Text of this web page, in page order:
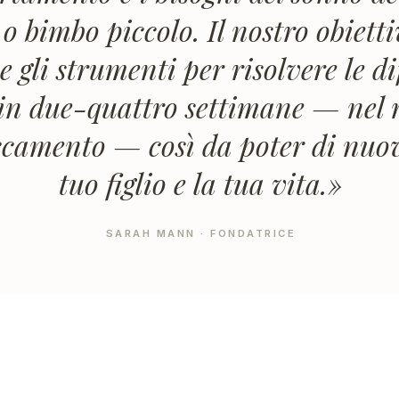
bimbo piccolo. Il nostro
gli strumenti per risolvere le
due-quattro settimane — nel
— così da poter di
tuo figlio e la tua vita.»
SARAH MANN · FONDATRICE